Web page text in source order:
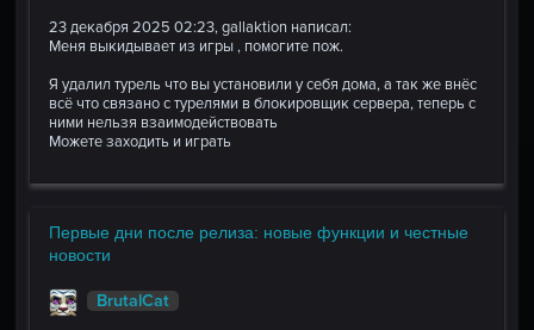
23 декабря 2025 02:23, gallaktion написал:
Меня выкидывает из игры , помогите пож.
Я удалил турель что вы установили у себя дома, а так же внёс
всё что связано с турелями в блокировщик сервера, теперь с
ними нельзя взаимодействовать
Можете заходить и играть
Первые дни после релиза: новые функции и честные
новости
BrutalCat